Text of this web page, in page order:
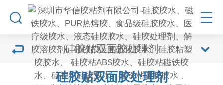
硅胶贴双面胶处理剂
硅胶贴双面胶处理剂